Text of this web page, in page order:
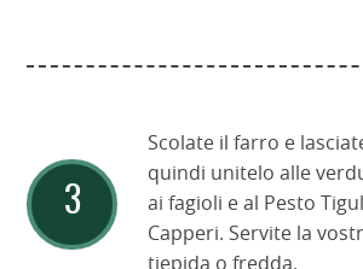
Scolate il farro e
quindi unitelo alle
ai fagioli e al Pesto
Capperi. Servite la
tiepida o fredda.